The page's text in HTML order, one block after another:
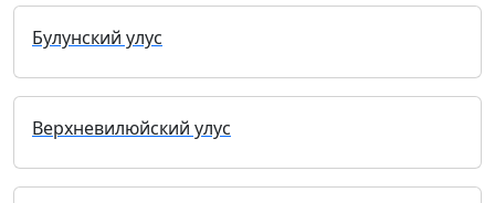
Булунский улус
Верхневилюйский улус